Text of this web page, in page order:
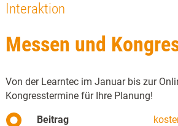
Interaktion
Messen und
Von der Learntec im Januar bis zur
Kongresstermine für Ihre Planung!
Beitrag